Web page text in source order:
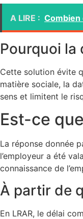
A LIRE : Combien
Pourquoi la
Cette solution évite
matière sociale, la
sens et limitent le
Est-ce
La réponse donnée
l’employeur a été
connaissance de
À partir de
En LRAR, le délai